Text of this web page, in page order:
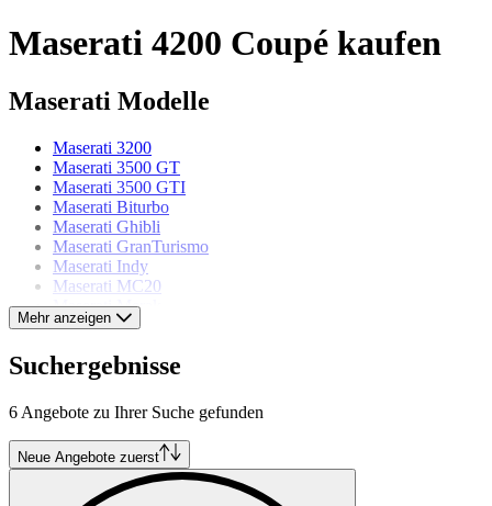
Maserati 4200 Coupé kaufen
Maserati Modelle
Maserati 3200
Maserati 3500 GT
Maserati 3500 GTI
Maserati Biturbo
Maserati Ghibli
Maserati GranTurismo
Maserati Indy
Maserati MC20
Maserati Merak
Maserati Mistral
Maserati Spyder
Mehr anzeigen
Suchergebnisse
6 Angebote zu Ihrer Suche gefunden
Neue Angebote zuerst